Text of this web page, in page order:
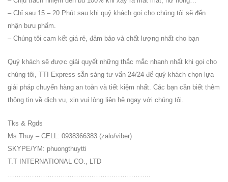
– Chỉ sau 15 – 20 Phút sau khi quý khách gọi cho chúng tôi sẽ đến
nhận bưu phẩm.
– Chúng tôi cam kết giá rẻ, đảm bảo và chất lượng nhất cho bạn
Quý khách sẽ được giải quyết những thắc mắc nhanh nhất khi gọi cho
chúng tôi, TTI Express sẵn sàng tư vấn 24/24 để quý khách chọn lựa
giải pháp chuyển hàng an toàn và tiết kiệm nhất. Các bạn cần biết thêm
thông tin về dịch vụ, xin vui lòng liên hệ ngay với chúng tôi.
Tks & Rgds
Ms Thuy – CELL: 0938366383 (zalo/viber)
SKYPE/YM: phuongthuytti
T.T INTERNATIONAL CO., LTD